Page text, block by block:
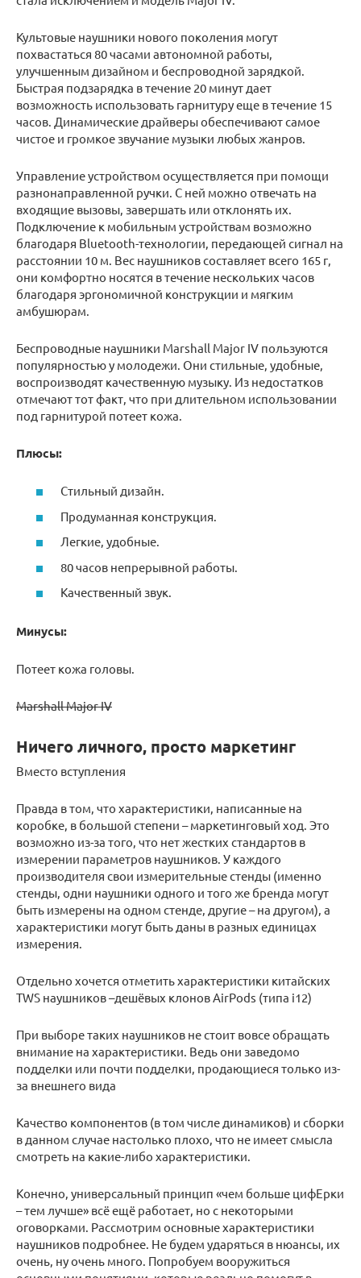
Культовые наушники нового поколения могут
похвастаться 80 часами автономной работы,
улучшенным дизайном и беспроводной зарядкой.
Быстрая подзарядка в течение 20 минут дает
возможность использовать гарнитуру еще в течение 15
часов. Динамические драйверы обеспечивают самое
чистое и громкое звучание музыки любых жанров.
Управление устройством осуществляется при помощи
разнонаправленной ручки. С ней можно отвечать на
входящие вызовы, завершать или отклонять их.
Подключение к мобильным устройствам возможно
благодаря Bluetooth-технологии, передающей сигнал на
расстоянии 10 м. Вес наушников составляет всего 165 г,
они комфортно носятся в течение нескольких часов
благодаря эргономичной конструкции и мягким
амбушюрам.
Беспроводные наушники Marshall Major IV пользуются
популярностью у молодежи. Они стильные, удобные,
воспроизводят качественную музыку. Из недостатков
отмечают тот факт, что при длительном использовании
под гарнитурой потеет кожа.
Плюсы:
Стильный дизайн.
Продуманная конструкция.
Легкие, удобные.
80 часов непрерывной работы.
Качественный звук.
Минусы:
Потеет кожа головы.
Marshall Major IV
Ничего личного, просто маркетинг
Вместо вступления
Правда в том, что характеристики, написанные на
коробке, в большой степени – маркетинговый ход. Это
возможно из-за того, что нет жестких стандартов в
измерении параметров наушников. У каждого
производителя свои измерительные стенды (именно
стенды, одни наушники одного и того же бренда могут
быть измерены на одном стенде, другие – на другом), а
характеристики могут быть даны в разных единицах
измерения.
Отдельно хочется отметить характеристики китайских
TWS наушников –дешёвых клонов AirPods (типа i12)
При выборе таких наушников не стоит вовсе обращать
внимание на характеристики. Ведь они заведомо
подделки или почти подделки, продающиеся только из-
за внешнего вида
Качество компонентов (в том числе динамиков) и сборки
в данном случае настолько плохо, что не имеет смысла
смотреть на какие-либо характеристики.
Конечно, универсальный принцип «чем больше цифЕрки
– тем лучше» всё ещё работает, но с некоторыми
оговорками. Рассмотрим основные характеристики
наушников подробнее. Не будем ударяться в нюансы, их
очень, ну очень много. Попробуем вооружиться